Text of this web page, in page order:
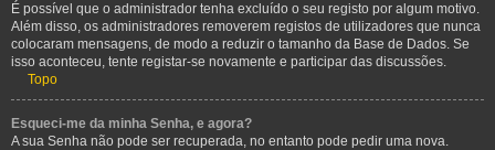
É possível que o administrador tenha excluído o seu registo por algum motivo.
Além disso, os administradores removerem registos de utilizadores que nunca
colocaram mensagens, de modo a reduzir o tamanho da Base de Dados. Se
isso aconteceu, tente registar-se novamente e participar das discussões.
Topo
Esqueci-me da minha Senha, e agora?
A sua Senha não pode ser recuperada, no entanto pode pedir uma nova.